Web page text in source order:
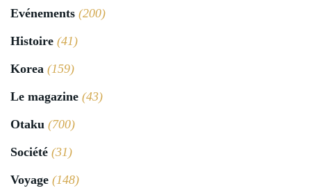
Evénements (200)
Histoire (41)
Korea (159)
Le magazine (43)
Otaku (700)
Société (31)
Voyage (148)